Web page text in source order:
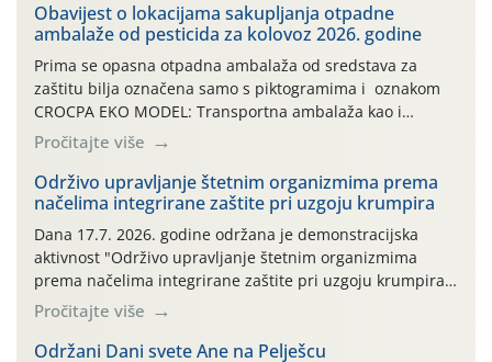
Obavijest o lokacijama sakupljanja otpadne
ambalaže od pesticida za kolovoz 2026. godine
Prima se opasna otpadna ambalaža od sredstava za
zaštitu bilja označena samo s piktogramima i oznakom
CROCPA EKO MODEL: Transportna ambalaža kao i
ambalaža drugih proizvoda koji nisu sredstva za zaštitu
bilja (npr. ambalaža od mineralnih gnojiva,) se ne
prihvaća. Korisnicima je osiguran besplatni povrat
prazne ambalaže isključivo ovih tvrtki: AGROCHEM-MAKS,
AGRONOM, ALBAUGH TKI* (PINUS […]
Pročitajte više
Održivo upravljanje štetnim organizmima prema
načelima integrirane zaštite pri uzgoju krumpira
Dana 17.7. 2026. godine održana je demonstracijska
aktivnost "Održivo upravljanje štetnim organizmima
prema načelima integrirane zaštite pri uzgoju krumpira"
na pokusnom polju "Poredje", kraj naselja Belica (ARKOD
parcela ID 2445031) (središnji dio Međimurske županije).
Pročitajte više
Održani Dani svete Ane na Pelješcu